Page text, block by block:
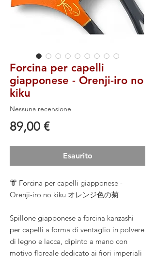
Forcina per capelli
giapponese - Orenji-iro no
kiku
Nessuna recensione
89,00 €Prezzo
Esaurito
👘 Forcina per capelli giapponese -
Orenji-iro no kiku オレンジ色の菊
Spillone giapponese a forcina kanzashi
per capelli a forma di ventaglio in polvere
di legno e lacca, dipinto a mano con
motivo floreale dedicato ai fiori imperiali